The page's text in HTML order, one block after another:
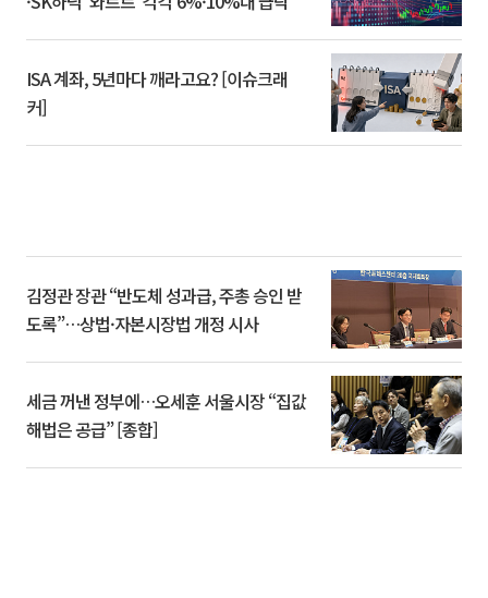
ISA 계좌, 5년마다 깨라고요? [이슈크래
커]
김정관 장관 “반도체 성과급, 주총 승인 받
도록”…상법·자본시장법 개정 시사
세금 꺼낸 정부에…오세훈 서울시장 “집값
해법은 공급” [종합]